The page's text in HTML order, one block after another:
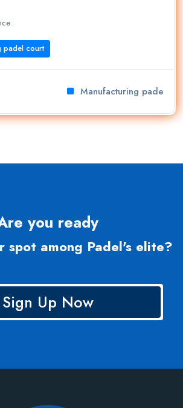
padel court
Manufacturing padel
you ready
spot among Padel's elite?
Sign Up Now